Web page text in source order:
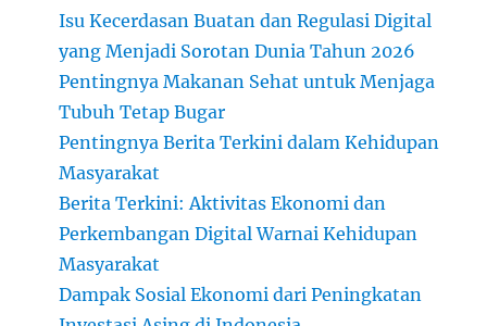
Isu Kecerdasan Buatan dan Regulasi Digital
yang Menjadi Sorotan Dunia Tahun 2026
Pentingnya Makanan Sehat untuk Menjaga
Tubuh Tetap Bugar
Pentingnya Berita Terkini dalam Kehidupan
Masyarakat
Berita Terkini: Aktivitas Ekonomi dan
Perkembangan Digital Warnai Kehidupan
Masyarakat
Dampak Sosial Ekonomi dari Peningkatan